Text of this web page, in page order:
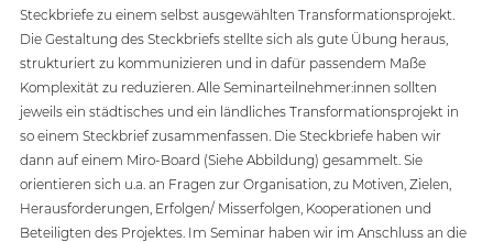
Steckbriefe zu einem selbst ausgewählten Transformationsprojekt.
Die Gestaltung des Steckbriefs stellte sich als gute Übung heraus,
strukturiert zu kommunizieren und in dafür passendem Maße
Komplexität zu reduzieren. Alle Seminarteilnehmer:innen sollten
jeweils ein städtisches und ein ländliches Transformationsprojekt in
so einem Steckbrief zusammenfassen. Die Steckbriefe haben wir
dann auf einem Miro-Board (Siehe Abbildung) gesammelt. Sie
orientieren sich u.a. an Fragen zur Organisation, zu Motiven, Zielen,
Herausforderungen, Erfolgen/ Misserfolgen, Kooperationen und
Beteiligten des Projektes. Im Seminar haben wir im Anschluss an die